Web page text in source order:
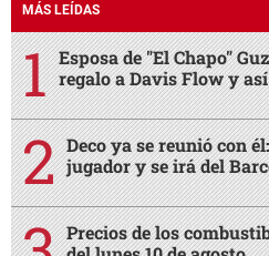
MÁS LEÍDAS
Esposa de "El Chapo"
regalo a Davis Flow y
Deco ya se reunió con
jugador y se irá del
Precios de los